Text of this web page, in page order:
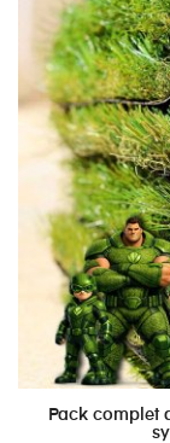
Pack complet